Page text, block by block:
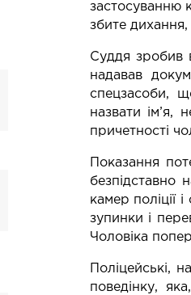
застосуванню
збите
Суддя зробив
надавав
спецзасоби,
назвати ім’я,
причетності
Показання
безпідставно
камер поліції
зупинки і
Чоловіка
Поліцейські,
поведінку,